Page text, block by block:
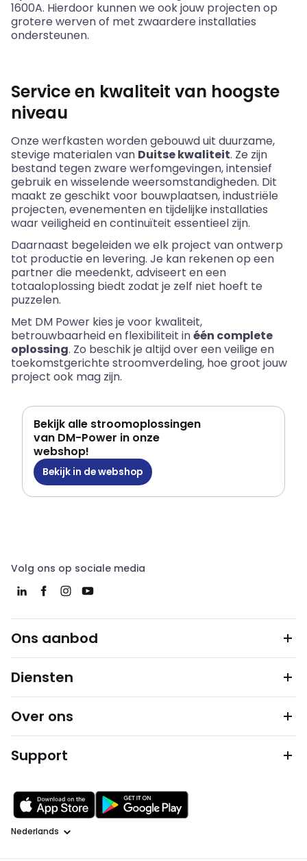
1600A. Hierdoor kunnen we ook jouw projecten op
grotere werven of met zwaardere installaties
ondersteunen.
Service en kwaliteit van hoogste
niveau
Onze werfkasten worden gebouwd uit duurzame,
stevige materialen van Duitse kwaliteit. Ze zijn
bestand tegen zware werfomgevingen, intensief
gebruik en wisselende weersomstandigheden. Dit
maakt ze geschikt voor bouwplaatsen, industriële
projecten, evenementen en tijdelijke installaties
waar veiligheid en continuïteit essentieel zijn.
Daarnaast begeleiden we elk project van ontwerp
tot productie en levering. Je kan rekenen op een
partner die meedenkt, adviseert en een
totaaloplossing biedt zodat je zelf niet hoeft te
puzzelen.
Met DM Power kies je voor kwaliteit,
betrouwbaarheid en flexibiliteit inéén complete
oplossing. Zo beschik je altijd over een veilige en
toekomstgerichte stroomverdeling, hoe groot jouw
project ook mag zijn.
Bekijk alle stroomoplossingen
van DM-Power in onze
webshop!
Bekijk in de webshop
Volg ons op sociale media
Ons aanbod
Diensten
Over ons
Support
Taal